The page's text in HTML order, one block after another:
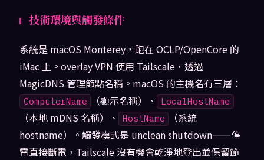
技術環境與觸發條件
系統是 macOS Monterey，跑在 OCLP/OpenCore 的
iMac 上。overlay VPN 使用 Tailscale，透過
MagicDNS 管理節點名稱。macOS 的主機名有三層：
ComputerName （顯示名稱）、 LocalHostName
（本地 mDNS 名稱）、 HostName
（系統
hostname）。觸發模式是 unclean shutdown——停
電直接斷電，Tailscale 沒有機會乾淨地登出並保留節